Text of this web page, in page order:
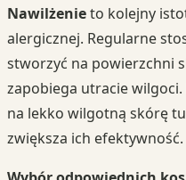
Nawilżenieto kolejny
alergicznej. Regularne
stworzyć na powierzchni
zapobiega utracie wilgoci.
na lekko wilgotną skórę
zwiększa ich efektywność.